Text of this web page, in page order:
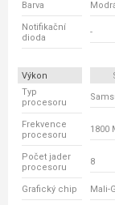
Barva
Notifikační
dioda
-
Výkon
Typ
procesoru
Frekvence
procesoru
1800
Počet jader
procesoru
8
Grafický chip Mali-